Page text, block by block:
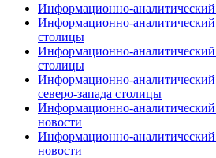
Информационно-
Информационно-
столицы
Информационно-аналитический
столицы
Информационно-
северо-запада столицы
Информационно-
новости
Информационно-
новости